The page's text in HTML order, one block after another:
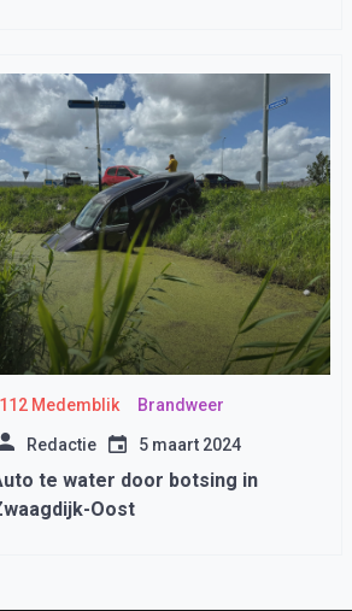
112 Medemblik Brandweer
Redactie 5 maart 2024
te water door botsing in
Oost